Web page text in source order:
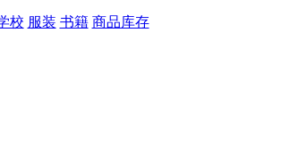
校 服装 书籍 商品库存